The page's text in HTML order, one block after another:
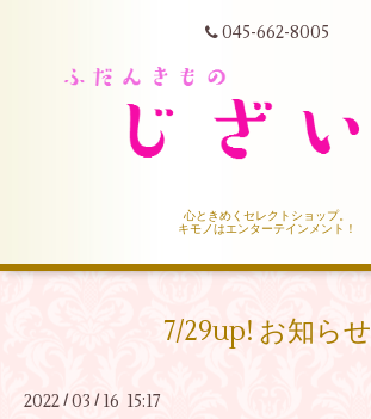
045-662-8005
心ときめくセレクトショップ。
キモノはエンターテインメント！
7/29up! お知らせ
2022 / 03 / 16 15:17